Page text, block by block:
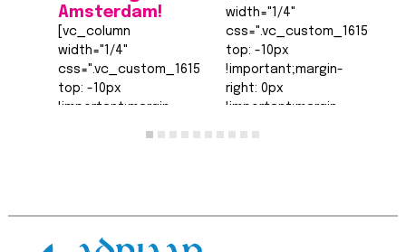
Amsterdam!
[vc_column
width="1/4"
css=".vc_custom_1615555402682{margin-
top: -10px
!important;margin-
top-width: 0px
width="1/4"
top: -10px
!important;margin-
right: 0px
!important;margin-